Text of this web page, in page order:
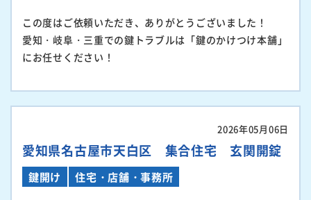
この度はご依頼いただき、ありがとうございました！
愛知・岐阜・三重での鍵トラブルは「鍵のかけつけ本舗」
にお任せください！
2026年05月06日
愛知県名古屋市天白区 集合住宅 玄関開錠
鍵開け 住宅・店舗・事務所